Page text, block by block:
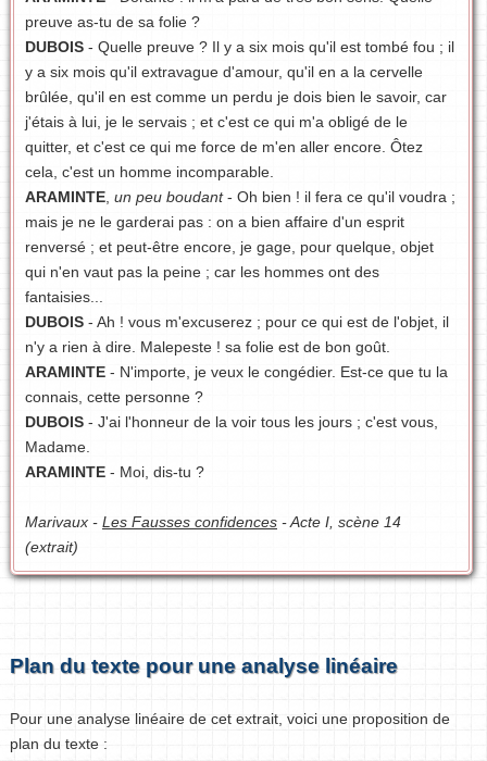
preuve as-tu de sa folie ?
DUBOIS - Quelle preuve ? Il y a six mois qu'il est tombé fou ; il
y a six mois qu'il extravague d'amour, qu'il en a la cervelle
brûlée, qu'il en est comme un perdu je dois bien le savoir, car
j'étais à lui, je le servais ; et c'est ce qui m'a obligé de le
quitter, et c'est ce qui me force de m'en aller encore. Ôtez
cela, c'est un homme incomparable.
ARAMINTE un peu boudant- Oh bien ! il fera ce qu'il voudra ;
mais je ne le garderai pas : on a bien affaire d'un esprit
renversé ; et peut-être encore, je gage, pour quelque, objet
qui n'en vaut pas la peine ; car les hommes ont des
fantaisies...
DUBOIS - Ah ! vous m'excuserez ; pour ce qui est de l'objet, il
n'y a rien à dire. Malepeste ! sa folie est de bon goût.
ARAMINTE - N'importe, je veux le congédier. Est-ce que tu la
connais, cette personne ?
DUBOIS - J'ai l'honneur de la voir tous les jours ; c'est vous,
Madame.
ARAMINTE - Moi, dis-tu ?
Marivaux - Les Fausses confidences - Acte I, scène 14
(extrait)
Plan du texte pour une analyse linéaire
Pour une analyse linéaire de cet extrait, voici une proposition de
plan du texte :